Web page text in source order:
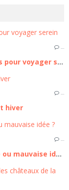
…
Préparer une croisière : toutes les étapes pour voyager serein
…
hiver
…
Partir en vacances en septembre : bonne ou mauvaise idée ?